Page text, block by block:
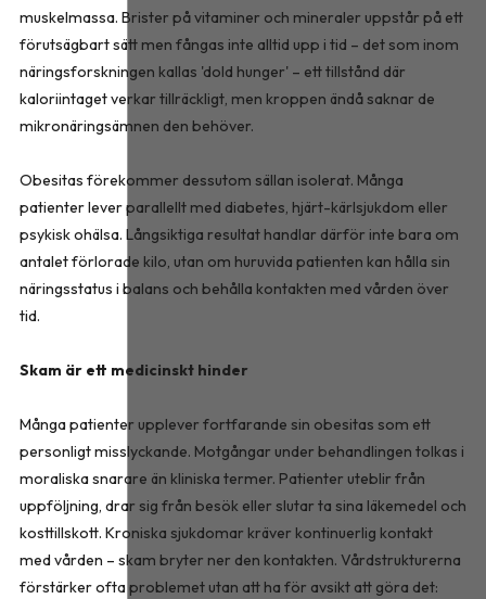
muskelmassa. Brister på vitaminer och mineraler uppstår på ett
förutsägbart sätt men fångas inte alltid upp i tid – det som inom
näringsforskningen kallas 'dold hunger' – ett tillstånd där
kaloriintaget verkar tillräckligt, men kroppen ändå saknar de
mikronäringsämnen den behöver.
Obesitas förekommer dessutom sällan isolerat. Många
patienter lever parallellt med diabetes, hjärt-kärlsjukdom eller
psykisk ohälsa. Långsiktiga resultat handlar därför inte bara om
antalet förlorade kilo, utan om huruvida patienten kan hålla sin
näringsstatus i balans och behålla kontakten med vården över
tid.
Skam är ett medicinskt hinder
Många patienter upplever fortfarande sin obesitas som ett
personligt misslyckande. Motgångar under behandlingen tolkas i
moraliska snarare än kliniska termer. Patienter uteblir från
uppföljning, drar sig från besök eller slutar ta sina läkemedel och
kosttillskott. Kroniska sjukdomar kräver kontinuerlig kontakt
med vården – skam bryter ner den kontakten. Vårdstrukturerna
förstärker ofta problemet utan att ha för avsikt att göra det: